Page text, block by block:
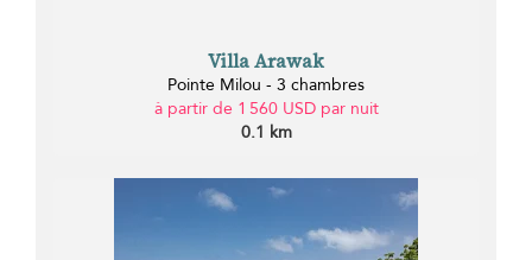
Villa Arawak
Pointe Milou - 3 chambres
à partir de 1 560 USD par nuit
0.1 km